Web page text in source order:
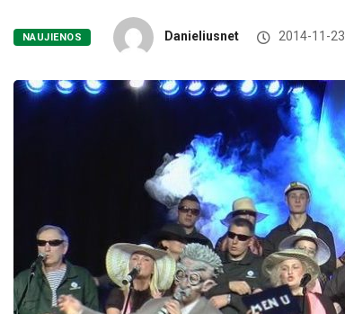
NAUJIENOS Danieliusnet 2014-11-23